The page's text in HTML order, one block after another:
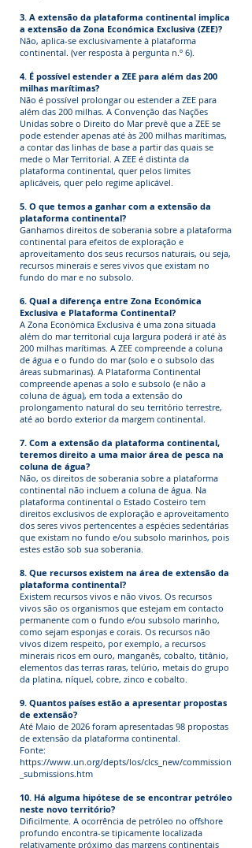
3. A extensão da plataforma continental implica
a extensão da Zona Económica Exclusiva (ZEE)?
Não, aplica-se exclusivamente à plataforma
continental. (ver resposta à pergunta n.º 6).
4. É possível estender a ZEE para além das 200
milhas marítimas?
Não é possível prolongar ou estender a ZEE para
além das 200 milhas. A Convenção das Nações
Unidas sobre o Direito do Mar prevê que a ZEE se
pode estender apenas até às 200 milhas marítimas,
a contar das linhas de base a partir das quais se
mede o Mar Territorial. A ZEE é distinta da
plataforma continental, quer pelos limites
aplicáveis, quer pelo regime aplicável.
5. O que temos a ganhar com a extensão da
plataforma continental?
Ganhamos direitos de soberania sobre a plataforma
continental para efeitos de exploração e
aproveitamento dos seus recursos naturais, ou seja,
recursos minerais e seres vivos que existam no
fundo do mar e no subsolo.
6. Qual a diferença entre Zona Económica
Exclusiva e Plataforma Continental?
A Zona Económica Exclusiva é uma zona situada
além do mar territorial cuja largura poderá ir até às
200 milhas marítimas. A ZEE compreende a coluna
de água e o fundo do mar (solo e o subsolo das
áreas submarinas). A Plataforma Continental
compreende apenas a solo e subsolo (e não a
coluna de água), em toda a extensão do
prolongamento natural do seu território terrestre,
até ao bordo exterior da margem continental.
7. Com a extensão da plataforma continental,
teremos direito a uma maior área de pesca na
coluna de água?
Não, os direitos de soberania sobre a plataforma
continental não incluem a coluna de água. Na
plataforma continental o Estado Costeiro tem
direitos exclusivos de exploração e aproveitamento
dos seres vivos pertencentes a espécies sedentárias
que existam no fundo e/ou subsolo marinhos, pois
estes estão sob sua soberania.
8. Que recursos existem na área de extensão da
plataforma continental?
Existem recursos vivos e não vivos. Os recursos
vivos são os organismos que estejam em contacto
permanente com o fundo e/ou subsolo marinho,
como sejam esponjas e corais. Os recursos não
vivos dizem respeito, por exemplo, a recursos
minerais ricos em ouro, manganês, cobalto, titânio,
elementos das terras raras, telúrio, metais do grupo
da platina, níquel, cobre, zinco e cobalto.
9. Quantos países estão a apresentar propostas
de extensão?
Até Maio de 2026 foram apresentadas 98 propostas
de extensão da plataforma continental.
Fonte:
https://www.un.org/depts/los/clcs_new/commission
_submissions.htm
10. Há alguma hipótese de se encontrar petróleo
neste novo território?
Dificilmente. A ocorrência de petróleo no offshore
profundo encontra-se tipicamente localizada
relativamente próximo das margens continentais